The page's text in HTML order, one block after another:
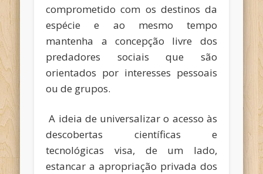
comprometido com os destinos da
espécie e ao mesmo tempo
mantenha a concepção livre dos
predadores sociais que são
orientados por interesses pessoais
ou de grupos.
A ideia de universalizar o acesso às
descobertas científicas e
tecnológicas visa, de um lado,
estancar a apropriação privada dos